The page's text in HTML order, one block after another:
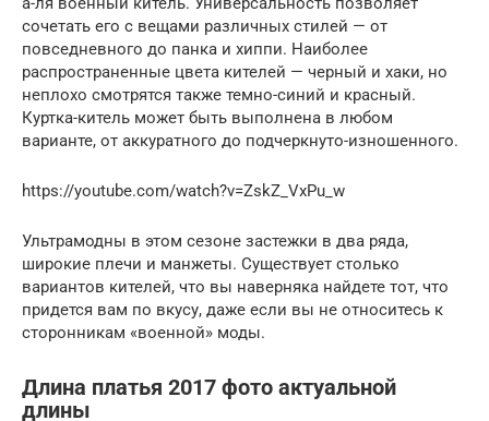
сочетать его с вещами различных стилей — от
повседневного до панка и хиппи. Наиболее
распространенные цвета кителей — черный и хаки, но
неплохо смотрятся также темно-синий и красный.
Куртка-китель может быть выполнена в любом
варианте, от аккуратного до подчеркнуто-изношенного.
https://youtube.com/watch?v=ZskZ_VxPu_w
Ультрамодны в этом сезоне застежки в два ряда,
широкие плечи и манжеты. Существует столько
вариантов кителей, что вы наверняка найдете тот, что
придется вам по вкусу, даже если вы не относитесь к
сторонникам «военной» моды.
Длина платья 2017 фото актуальной
длины